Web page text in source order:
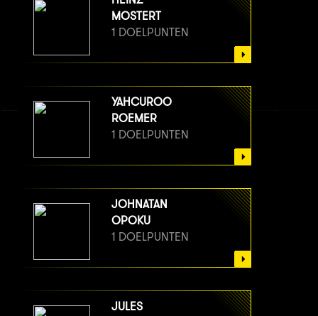
MOSTERT
1 DOELPUNTEN
YAHCUROO
ROEMER
1 DOELPUNTEN
JOHNATAN
OPOKU
1 DOELPUNTEN
JULES